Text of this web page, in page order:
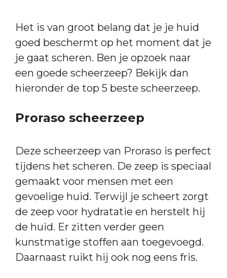
Het is van groot belang dat je je huid
goed beschermt op het moment dat je
je gaat scheren. Ben je opzoek naar
een goede scheerzeep? Bekijk dan
hieronder de top 5 beste scheerzeep.
Proraso scheerzeep
Deze scheerzeep van Proraso is perfect
tijdens het scheren. De zeep is speciaal
gemaakt voor mensen met een
gevoelige huid. Terwijl je scheert zorgt
de zeep voor hydratatie en herstelt hij
de huid. Er zitten verder geen
kunstmatige stoffen aan toegevoegd.
Daarnaast ruikt hij ook nog eens fris.